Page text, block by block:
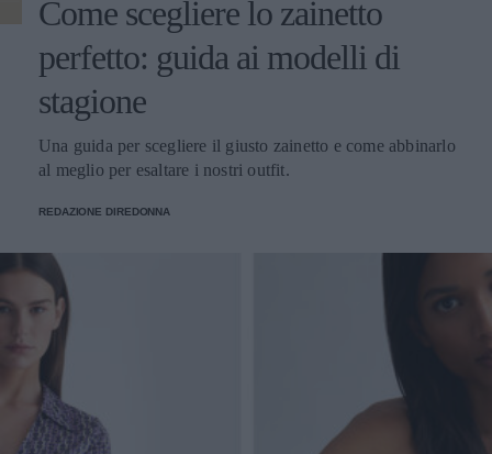
Come scegliere lo zainetto
perfetto: guida ai modelli di
stagione
Una guida per scegliere il giusto zainetto e come abbinarlo
al meglio per esaltare i nostri outfit.
REDAZIONE DIREDONNA